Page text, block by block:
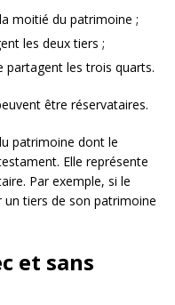
moitié du patrimoine ;
les deux tiers ;
partagent les trois quarts.
être réservataires.
patrimoine dont le
Elle représente
Par exemple, si le
tiers de son patrimoine
et sans